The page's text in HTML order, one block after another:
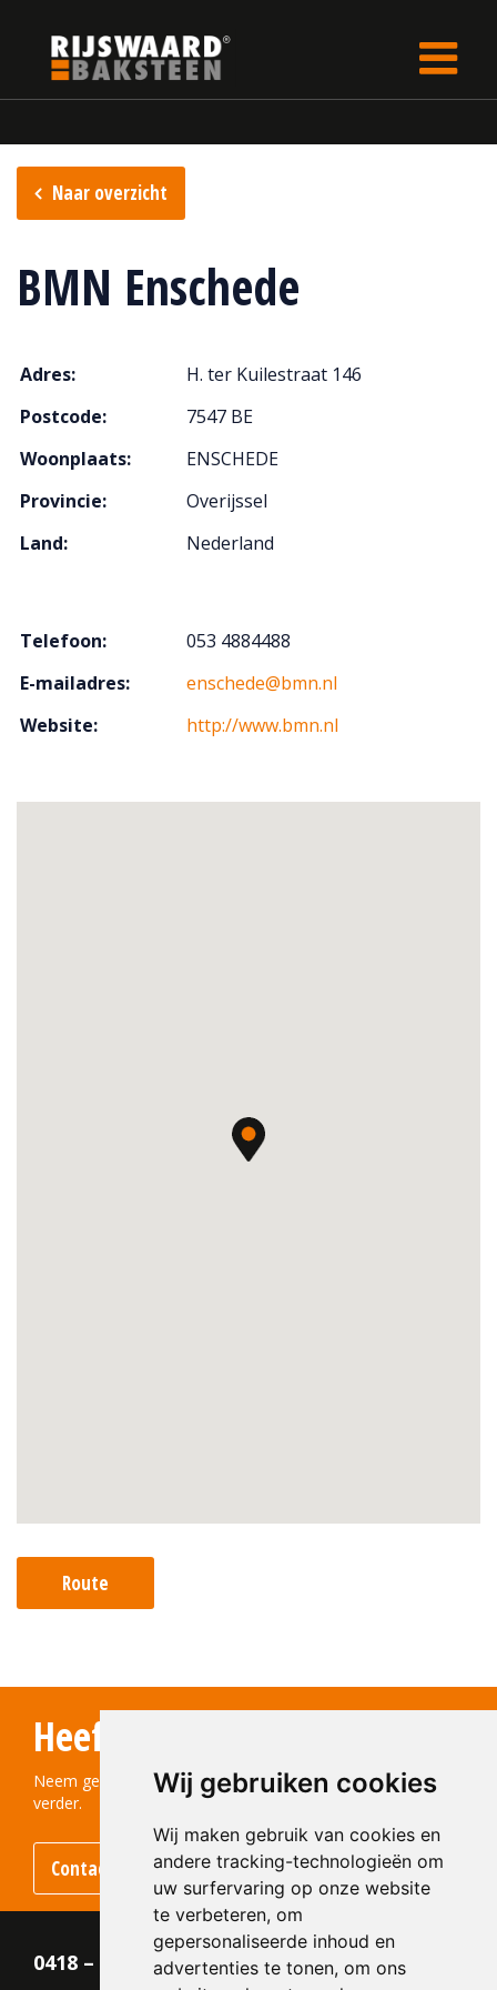
Wij gebruiken cookies
Wij maken gebruik van cookies en
andere tracking-technologieën om
uw surfervaring op onze website
te verbeteren, om
gepersonaliseerde inhoud en
advertenties te tonen, om ons
Naar overzicht
BMN Enschede
Adres:
H. ter Kuilestraat 146
Postcode:
7547 BE
Woonplaats:
ENSCHEDE
Provincie:
Overijssel
Land:
Nederland
Telefoon:
053 4884488
E-mailadres:
enschede@bmn.nl
Website:
http://www.bmn.nl
Route
Heeft u vragen?
Neem gerust contact met ons op! We helpen u graag
verder.
Contact opnemen
0418 – 55 22 21